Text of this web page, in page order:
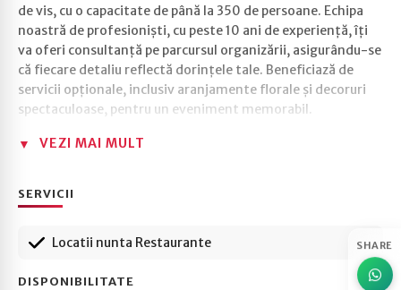
SHARE
de vis, cu o capacitate de până la 350 de persoane. Echipa
noastră de profesioniști, cu peste 10 ani de experiență, îți
va oferi consultanță pe parcursul organizării, asigurându-se
că fiecare detaliu reflectă dorințele tale. Beneficiază de
servicii opționale, inclusiv aranjamente florale și decoruri
spectaculoase, pentru un eveniment memorabil.
VEZI MAI MULT
SERVICII
Locatii nunta Restaurante
DISPONIBILITATE